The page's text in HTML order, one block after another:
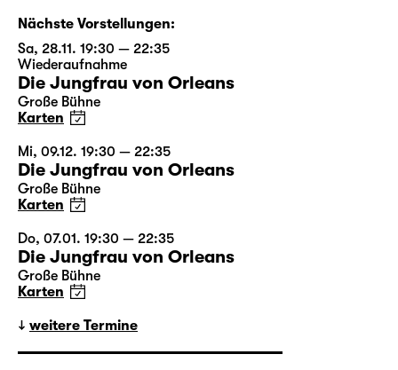
Nächste Vorstellungen:
Sa, 28.11. 19:30 — 22:35
Wiederaufnahme
Die Jungfrau von Orleans
Große Bühne
Karten
Mi, 09.12. 19:30 — 22:35
Die Jungfrau von Orleans
Große Bühne
Karten
Do, 07.01. 19:30 — 22:35
Die Jungfrau von Orleans
Große Bühne
Karten
weitere Termine